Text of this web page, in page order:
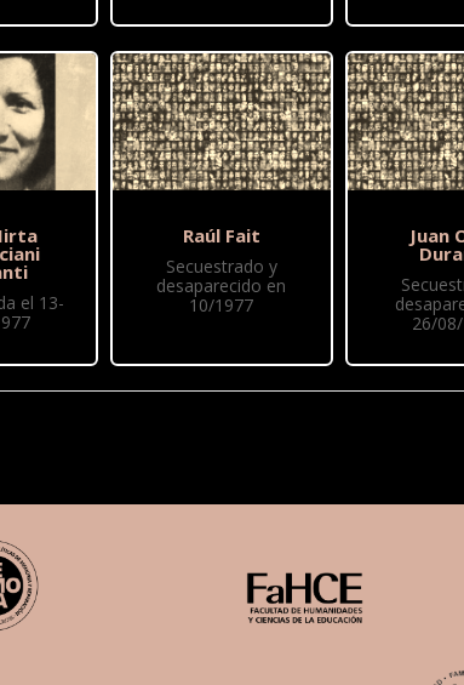
el 13-
Raúl Fait
Secuestrado y
desaparecido en
10/1977
Juan
26/